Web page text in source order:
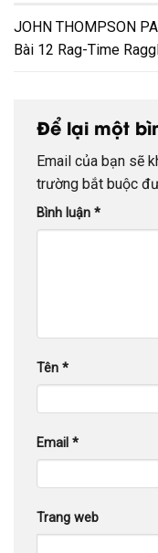
JOHN THOMPSON
Bài 12 Rag-Time
Để lại một
Email của bạn sẽ
trường bắt buộc
Bình luận *
Tên *
Email *
Trang web